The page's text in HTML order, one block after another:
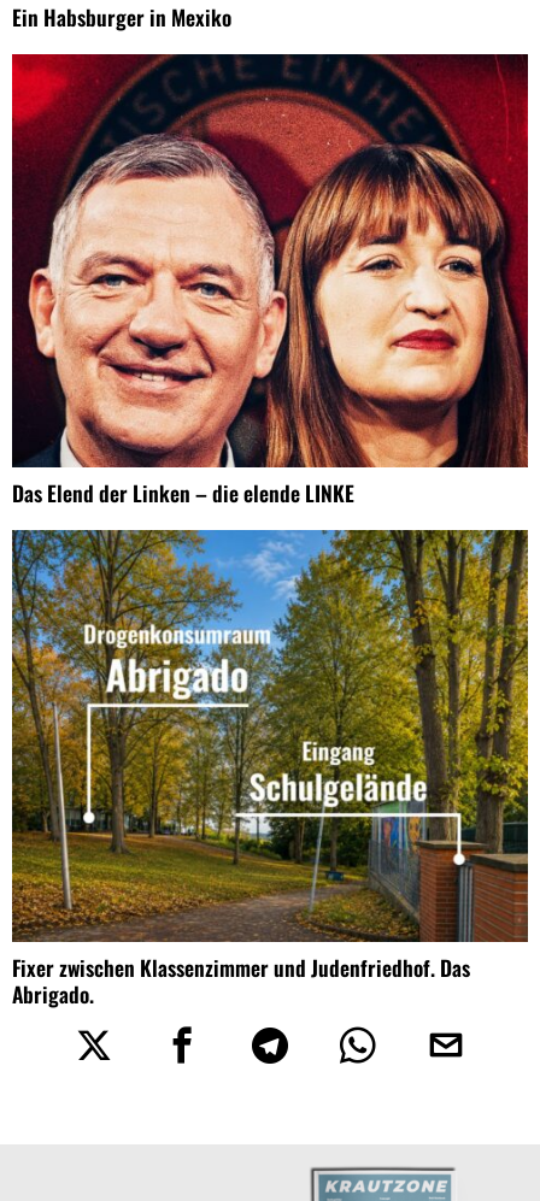
Ein Habsburger in Mexiko
Das Elend der Linken – die elende LINKE
Fixer zwischen Klassenzimmer und Judenfriedhof. Das
Abrigado.